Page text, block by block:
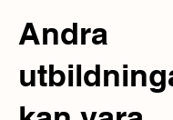
Andra